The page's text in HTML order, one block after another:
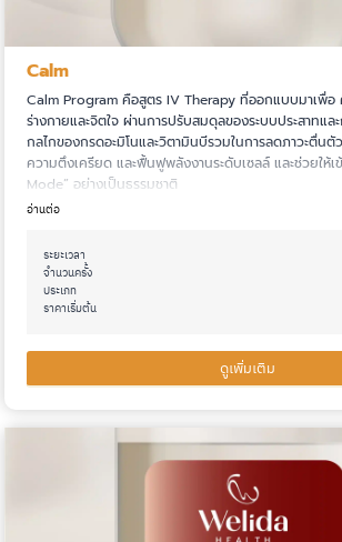
Calm
Calm Program คือสูตร IV Therapy ที่ออกแบบมาเพื่อ
ร่างกายและจิตใจ ผ่านการปรับสมดุลของระบบประสาทแล
กลไกของกรดอะมิโนและวิตามินบีรวมในการลดภาวะตื่น
ความตึงเครียด และฟื้นฟูพลังงานระดับเซลล์ และช่วยให้เ
Mode” อย่างเป็นธรรมชาติ
อ่านต่อ
ระยะเวลา
จำนวนครั้ง
ประเภท
ราคาเริ่มต้น
ดูเพิ่มเติม